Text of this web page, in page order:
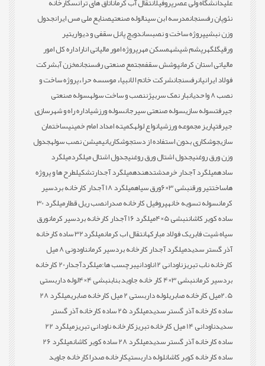
نئوپان رفسنجانمدرسه ابن سینالوله صنعتیصنایع ملی مس ایرانجدول
وزن نبشیپروژه ساخت و نصبساندویچ پانل سقفی و دیواریتیر
ورقیگلگهرپشم شیشهمسکن مهرپروژه امور مالیاتی اناراداره کل امور
مالیاتی استان کرمانپوشش سقفمجتمع صنعتی رفسنجانمخزن آبشرکت
فولاد ایرانیانرفسنجانشرکت خاتم الانبیاء موسسه حراءپروژه ساخت و
نصب 8 واحدی
انبار نمک سربیژننصب و ساخت سولهسوله صنعتی
جیرفتسوله سازیسوله صنعتی سیرجانسوله ورزشیاداره راه و شهرسازی
جیرفتپاریز مجموعه ورزشیانواع لولهکمیته امداد امام خمینیساختمان
سازیجوشکاری بدون استفاده از دستجوشکاریانیمیشن نصب سولهجدول
وزن ورق روغنیجدول اشتال ورق روغنیجدول اشتال میلگردمیلگرد
سادهمیلگرد آجدار خرمدشتدهندهمیلگرد آجدارتشکیلطرح ها و پروژه
هاساختتیر ورقنبشی 3×6 ورق سیاه
میلگرد 18 آجدار کارخانه بردسیر
کرمانسوله تسویه خانهپروفیل کارخانه صدرانصب ریل قطار
میلگرد 30
ساده کویر کاشاننبشی 5×4 میلگرد 16 آجدار کارخانه بردسیر کرمان
ورق
سیاه شیت فابریک فولاد مبارکهانتقال اب کرمان
میلگرد32 ساده کارخانه
آذر گستر سدیدمیلگرد آجدار کارخانه بردسیر کرمان
ناودونی 8 میل
کارخانه ناب تبریزناودانی 12 ناودانیبرچسب ها:
میلگردآجدار20 کارخانه
بردسیر کرماننبشی 3×4 کار خانه جاوید بناب نبشی 4×4
لوله داربستی
2.5میل کارخانه صابری
لوله داربستی 2 میل کارخانه صابری
میلگرد 28
ساده کارخانه آذر گستر سدید
میلگرد 25 ساده کارخانه آذر گستر
سدیدناودانی 14 میل کارخانه تبریز کارخانه ناودانی تبریز
میلگرد 22
ساده کارخانه آذر گستر سدیدمیلگرد 28 ساده کویر کاشان
میلگرد 26
ساده کارخانه کویر کاشانلوله داربستیکارخانه صدراکارخانه جاوید